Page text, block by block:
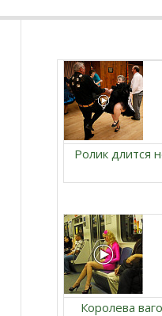
Ролик длится
Королева